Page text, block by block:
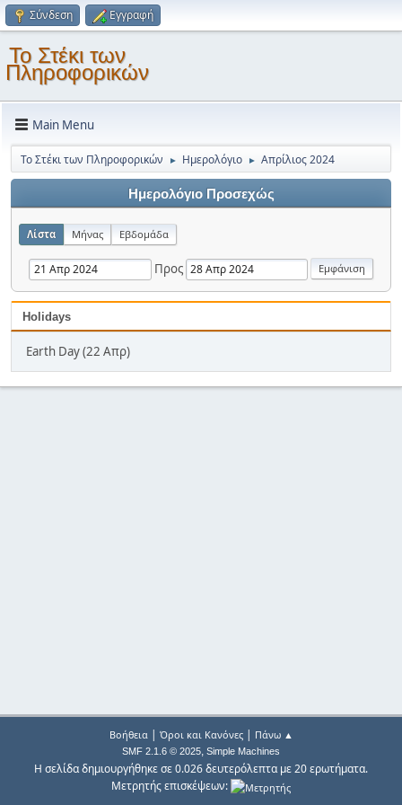
Σύνδεση Εγγραφή
Το Στέκι των
Πληροφορικών
Main Menu
Το Στέκι των Πληροφορικών ► Ημερολόγιο ► Απρίλιος 2024
Ημερολόγιο Προσεχώς
Λίστα Μήνας Εβδομάδα
Προς
Holidays
Earth Day (22 Απρ)
Βοήθεια| Όροι και Κανόνες| Πάνω ▲
SMF 2.1.6 © 2025, Simple Machines
Η σελίδα δημιουργήθηκε σε 0.026 δευτερόλεπτα με 20 ερωτήματα.
Μετρητής επισκέψεων: